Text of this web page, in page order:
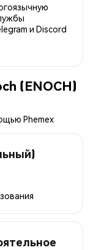
и Discord
(ENOCH)
Phemex